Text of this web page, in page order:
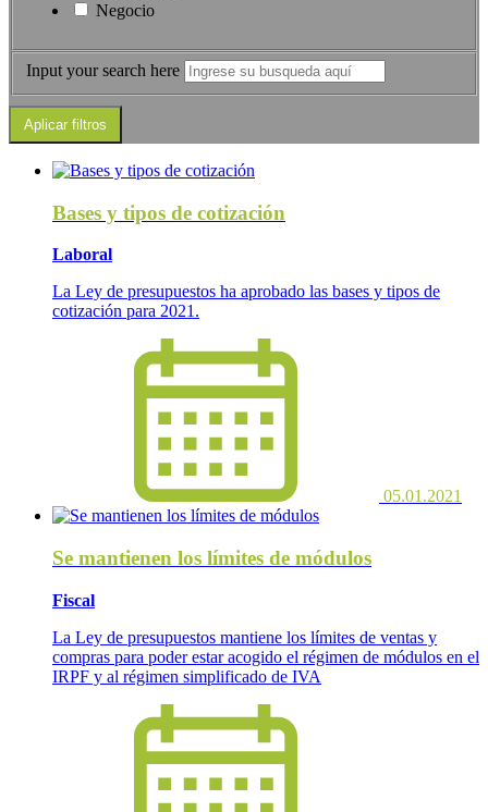
Negocio
Input your search here
Bases y tipos de cotización
Laboral
La Ley de presupuestos ha aprobado las bases y tipos de
cotización para 2021.
05.01.2021
Se mantienen los límites de módulos
Fiscal
La Ley de presupuestos mantiene los límites de ventas y
compras para poder estar acogido el régimen de módulos en el
IRPF y al régimen simplificado de IVA